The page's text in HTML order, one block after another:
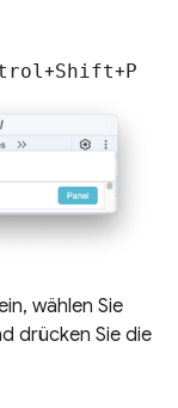
+Shift+P
wählen Sie
drücken Sie die